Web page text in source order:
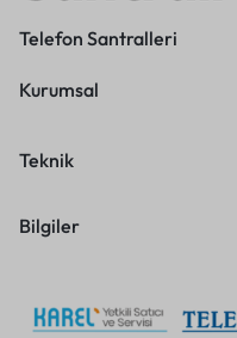
Telefon Santralleri
Kurumsal
Teknik
Bilgiler